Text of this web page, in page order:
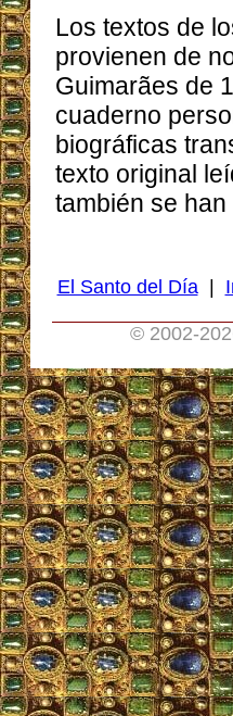
Los textos de
provienen de
Guimarães de
cuaderno
biográficas
texto original
también se
El Santo del Día|
© 2002-